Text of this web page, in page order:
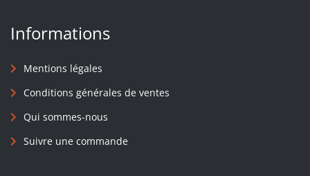
Informations
Mentions légales
Conditions générales de ventes
Qui sommes-nous
Suivre une commande